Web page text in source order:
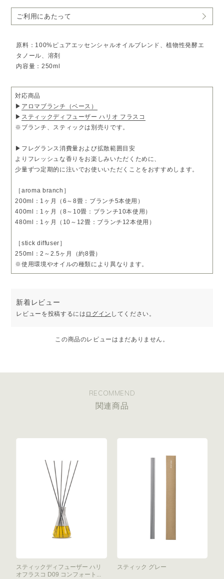
※受注生産となるため、5～7営業日以内に発送いたします。
予めご了承いただきますようお願い申し上げます。
ご利用にあたって
原料：100%ピュアエッセンシャルオイルブレンド、植物性発酵エ
タノール、溶剤
内容量：250ml
対応商品
▶ アロマブランチ（ベース）
▶ スティックディフューザー ハリオ フラスコ
※ブランチ、スティックは別売りです。
▶フレグランス消費量および拡散範囲目安
よりフレッシュな香りをお楽しみいただくために、
少量ずつ定期的に注いでお使いいただくことをおすすめします。
［aroma branch］
200ml：1ヶ月（6～8畳：ブランチ5本使用）
400ml：1ヶ月（8～10畳：ブランチ10本使用）
480ml：1ヶ月（10～12畳：ブランチ12本使用）
［stick diffuser］
250ml：2～2.5ヶ月（約8畳）
※使用環境やオイルの種類により異なります。
新着レビュー
レビューを投稿するには ログイン してください。
この商品のレビューはまだありません。
RECOMMEND
関連商品
スティックディフューザー ハリ
オフラスコ D09 コンフォート...
スティック グレー